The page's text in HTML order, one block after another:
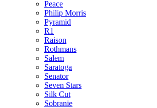
Peace
Philip Morris
Pyramid
R1
Raison
Rothmans
Salem
Saratoga
Senator
Seven Stars
Silk Cut
Sobranie